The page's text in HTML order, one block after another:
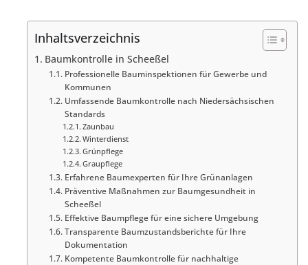
Inhaltsverzeichnis
Baumkontrolle in Scheeßel
Professionelle Bauminspektionen für Gewerbe und
Kommunen
Umfassende Baumkontrolle nach Niedersächsischen
Standards
Zaunbau
Winterdienst
Grünpflege
Graupflege
Erfahrene Baumexperten für Ihre Grünanlagen
Präventive Maßnahmen zur Baumgesundheit in
Scheeßel
Effektive Baumpflege für eine sichere Umgebung
Transparente Baumzustandsberichte für Ihre
Dokumentation
Kompetente Baumkontrolle für nachhaltige